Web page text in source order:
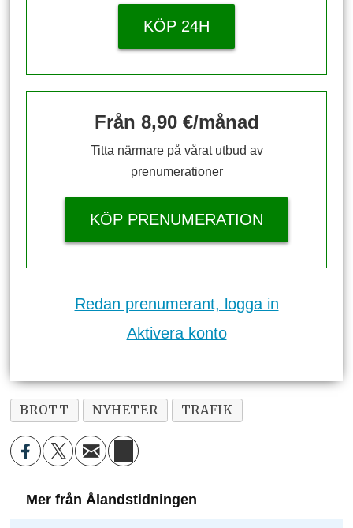
KÖP 24H
Från 8,90 €/månad
Titta närmare på vårat utbud av
prenumerationer
KÖP PRENUMERATION
Redan prenumerant, logga in
Aktivera konto
BROTT NYHETER TRAFIK